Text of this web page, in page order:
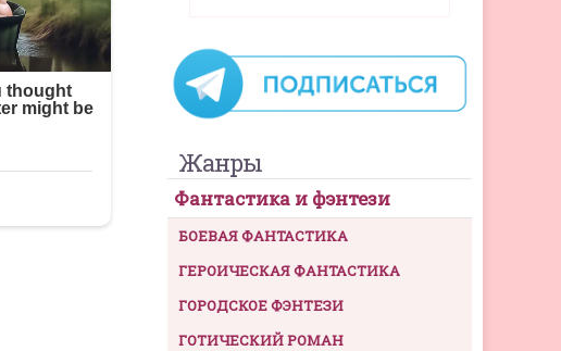
Жанры
Фантастика и фэнтези
БОЕВАЯ ФАНТАСТИКА
ГЕРОИЧЕСКАЯ ФАНТАСТИКА
ГОРОДСКОЕ ФЭНТЕЗИ
ГОТИЧЕСКИЙ РОМАН